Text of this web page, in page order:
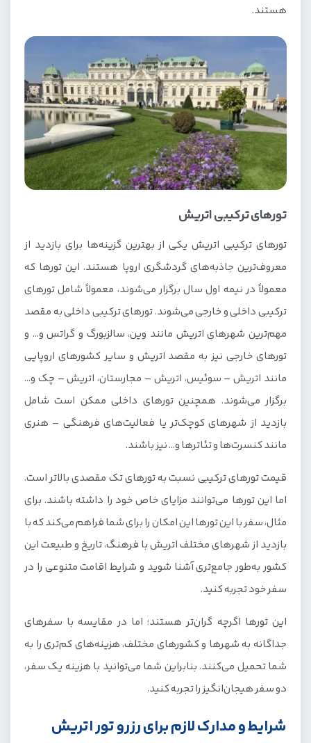
هستند.
تورهای ترکیبی اتریش
تورهای ترکیبی اتریش یکی از بهترین گزینه‌ها برای بازدید از
معروف‌ترین جاذبه‌های گردشگری اروپا هستند. این تورها که
معمولاً در نیمه اول سال برگزار می‌شوند، معمولاً شامل تورهای
ترکیبی داخلی و خارجی می‌شوند. تورهای ترکیبی داخلی به مقصد
مهم‌ترین شهرهای اتریش مانند وین، سالزبورگ و گراتس و… و
تورهای خارجی نیز به مقصد اتریش و سایر کشورهای اروپایی
مانند اتریش – سوئیس، اتریش – مجارستان، اتریش – چک و…
برگزار می‌شوند. همچنین تورهای داخلی ممکن است شامل
بازدید از شهرهای کوچک‌تر یا فعالیت‌های فرهنگی – هنری
مانند کنسرت‌ها و تئاترها و… نیز باشند.
قیمت تورهای ترکیبی نسبت به تورهای تک مقصدی بالاتر است.
اما این تورها می‌توانند مزایای خاص خود را داشته باشند. برای
مثال، سفر با این تورها این امکان را برای شما فراهم می‌کند که با
بازدید از شهرهای مختلف اتریش با فرهنگ، تاریخ و طبیعت این
کشور به‌طور جامع‌تری آشنا شوید و شرایط اقامت متنوعی را در
سفر خود تجربه کنید.
این تورها اگرچه گران‌تر هستند؛ اما در مقایسه با سفرهای
جداگانه به شهرها و کشورهای مختلف، هزینه‌های کم‌تری را به
شما تحمیل می‌کنند. بنابراین شما می‌توانید با هزینه یک سفر،
دو سفر هیجان‌انگیز را تجربه کنید.
شرایط و مدارک لازم برای رزرو تور اتریش